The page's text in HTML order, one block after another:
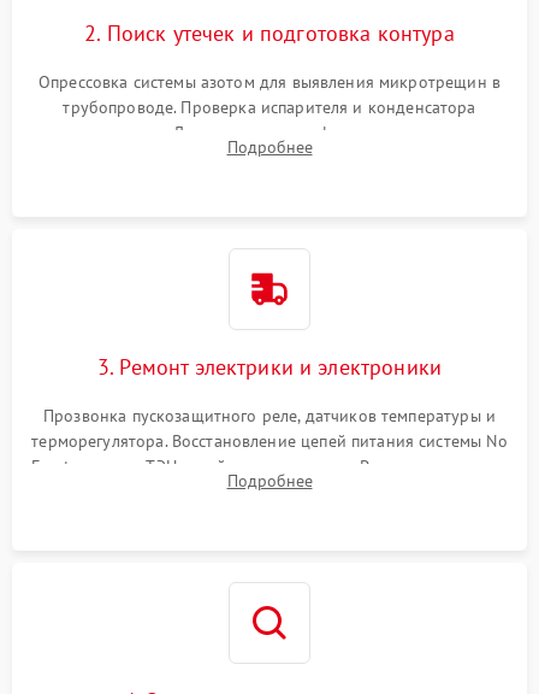
2. Поиск утечек и подготовка контура
Опрессовка системы азотом для выявления микротрещин в
трубопроводе. Проверка испарителя и конденсатора
течеискателем. Демонтаж старого фильтра-осушителя и
продувка капиллярной трубки для устранения засоров.
Подробнее
3. Ремонт электрики и электроники
Прозвонка пускозащитного реле, датчиков температуры и
терморегулятора. Восстановление цепей питания системы No
Frost, включая ТЭН оттайки и вентилятор. Ремонт или замена
платы управления при сбоях алгоритмов.
Подробнее